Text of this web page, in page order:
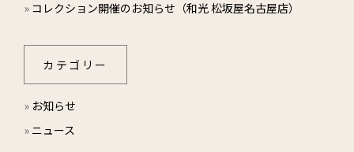
» コレクション開催のお知らせ（和光 松坂屋名古屋店）
カテゴリー
» お知らせ
» ニュース